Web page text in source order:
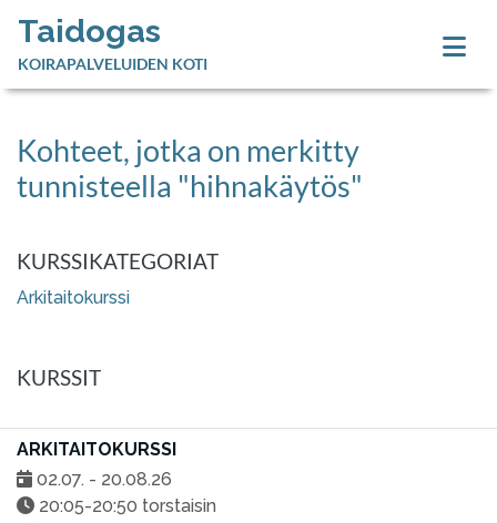
Taidogas
KOIRAPALVELUIDEN KOTI
Kohteet, jotka on merkitty
tunnisteella "hihnakäytös"
KURSSIKATEGORIAT
Arkitaitokurssi
KURSSIT
ARKITAITOKURSSI
02.07. - 20.08.26
20:05-20:50 torstaisin